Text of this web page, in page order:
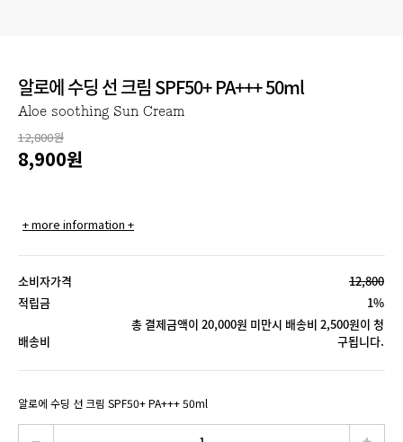
알로에 수딩 선 크림 SPF50+ PA+++ 50ml
Aloe soothing Sun Cream
12,800원
8,900원
+ more information +
소비자가격
12,800
적립금
1%
배송비
총 결제금액이 20,000원 미만시 배송비 2,500원이 청
구됩니다.
알로에 수딩 선 크림 SPF50+ PA+++ 50ml